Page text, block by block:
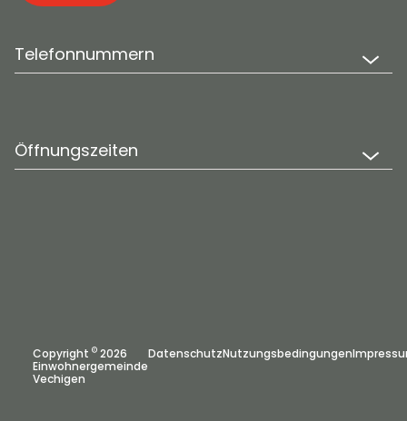
Telefonnummern
Öffnungszeiten
Copyright © 2026
Einwohnergemeinde
Vechigen
DatenschutzNutzungsbedingungen